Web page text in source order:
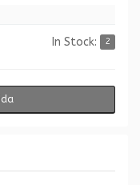
In Stock: 2